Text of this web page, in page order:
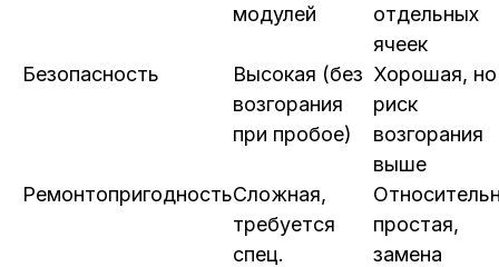
модулей
отдельных
ячеек
Безопасность
Высокая (без
возгорания
при пробое)
Хорошая, но
риск
возгорания
выше
РемонтопригодностьСложная,
требуется
спец.
простая,
замена